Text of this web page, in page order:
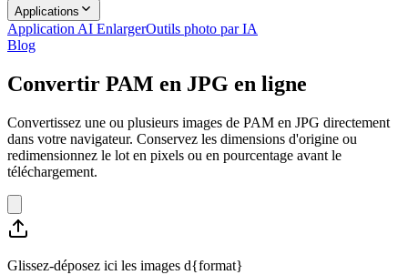
Applications
Application AI EnlargerOutils photo par IA
Blog
Convertir PAM en JPG en ligne
Convertissez une ou plusieurs images de PAM en JPG directement
dans votre navigateur. Conservez les dimensions d'origine ou
redimensionnez le lot en pixels ou en pourcentage avant le
téléchargement.
Glissez-déposez ici les images d{format}